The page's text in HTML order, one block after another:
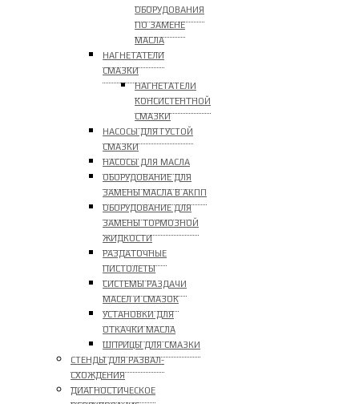
ОБОРУДОВАНИЯ
ПО ЗАМЕНЕ
МАСЛА
НАГНЕТАТЕЛИ
СМАЗКИ
НАГНЕТАТЕЛИ
КОНСИСТЕНТНОЙ
СМАЗКИ
НАСОСЫ ДЛЯ ГУСТОЙ
СМАЗКИ
НАСОСЫ ДЛЯ МАСЛА
ОБОРУДОВАНИЕ ДЛЯ
ЗАМЕНЫ МАСЛА В АКПП
ОБОРУДОВАНИЕ ДЛЯ
ЗАМЕНЫ ТОРМОЗНОЙ
ЖИДКОСТИ
РАЗДАТОЧНЫЕ
ПИСТОЛЕТЫ
СИСТЕМЫ РАЗДАЧИ
МАСЕЛ И СМАЗОК
УСТАНОВКИ ДЛЯ
ОТКАЧКИ МАСЛА
ШПРИЦЫ ДЛЯ СМАЗКИ
СТЕНДЫ ДЛЯ РАЗВАЛ-
СХОЖДЕНИЯ
ДИАГНОСТИЧЕСКОЕ